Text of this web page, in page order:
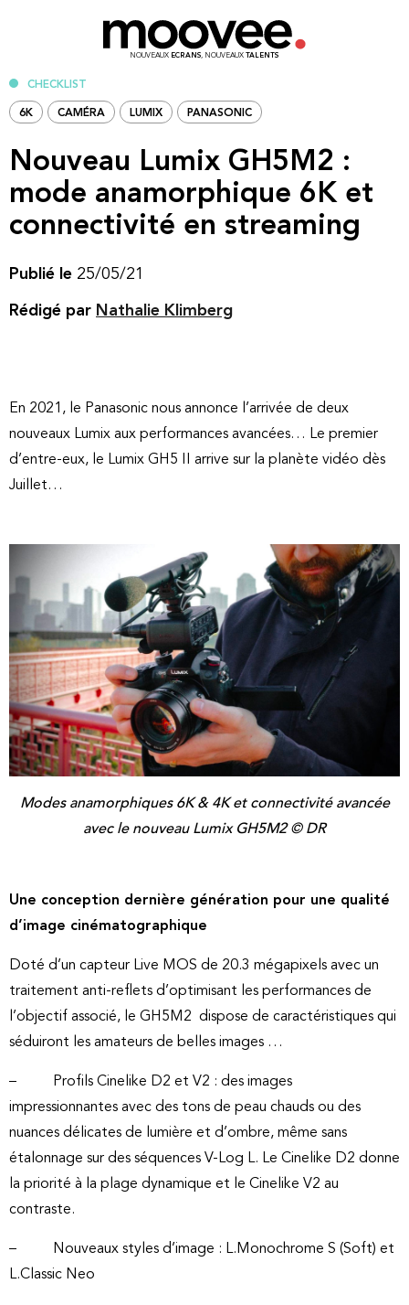
NOUVEAUX ECRANS, NOUVEAUX TALENTS
CHECKLIST
6K CAMÉRA LUMIX PANASONIC
Nouveau Lumix GH5M2 :
mode anamorphique 6K et
connectivité en streaming
Publié le 25/05/21
Rédigé par Nathalie Klimberg
En 2021, le Panasonic nous annonce l’arrivée de deux
nouveaux Lumix aux performances avancées… Le premier
d’entre-eux, le Lumix GH5 II arrive sur la planète vidéo dès
Juillet…
Modes anamorphiques 6K & 4K et connectivité avancée
avec le nouveau Lumix GH5M2 © DR
Une conception dernière génération pour une qualité
d’image cinématographique
Doté d’un capteur Live MOS de 20.3 mégapixels avec un
traitement anti-reflets d’optimisant les performances de
l’objectif associé, le GH5M2 dispose de caractéristiques qui
séduiront les amateurs de belles images …
– Profils Cinelike D2 et V2 : des images
impressionnantes avec des tons de peau chauds ou des
nuances délicates de lumière et d’ombre, même sans
étalonnage sur des séquences V-Log L. Le Cinelike D2 donne
la priorité à la plage dynamique et le Cinelike V2 au
contraste.
– Nouveaux styles d’image : L.Monochrome S (Soft) et
L.Classic Neo